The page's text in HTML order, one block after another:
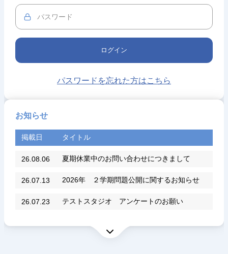
ログイン
パスワードを忘れた方はこちら
お知らせ
掲載日 タイトル
26.08.06 夏期休業中のお問い合わせにつきまして
26.07.13 2026年 ２学期問題公開に関するお知らせ
26.07.23 テストスタジオ アンケートのお願い